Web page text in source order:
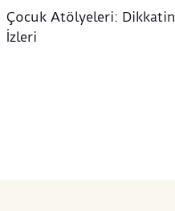
Çocuk Atölyeleri: Dikkatin
İzleri